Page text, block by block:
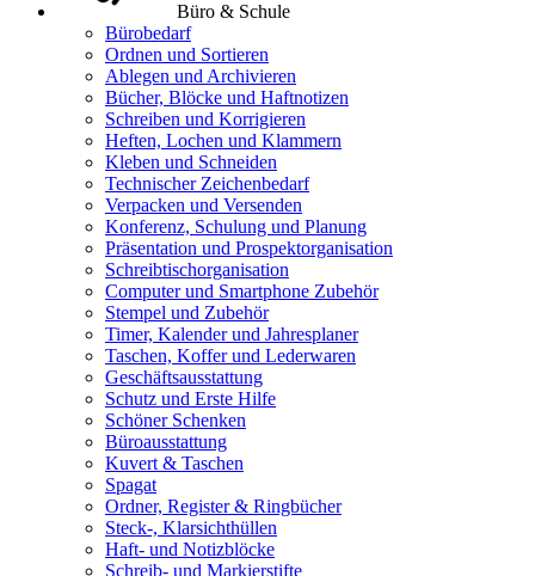
Büro & Schule
Bürobedarf
Ordnen und Sortieren
Ablegen und Archivieren
Bücher, Blöcke und Haftnotizen
Schreiben und Korrigieren
Heften, Lochen und Klammern
Kleben und Schneiden
Technischer Zeichenbedarf
Verpacken und Versenden
Konferenz, Schulung und Planung
Präsentation und Prospektorganisation
Schreibtischorganisation
Computer und Smartphone Zubehör
Stempel und Zubehör
Timer, Kalender und Jahresplaner
Taschen, Koffer und Lederwaren
Geschäftsausstattung
Schutz und Erste Hilfe
Schöner Schenken
Büroausstattung
Kuvert & Taschen
Spagat
Ordner, Register & Ringbücher
Steck-, Klarsichthüllen
Haft- und Notizblöcke
Schreib- und Markierstifte